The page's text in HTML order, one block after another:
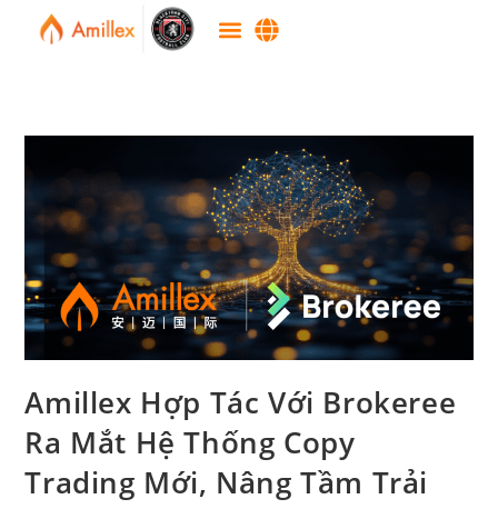
Amillex Hợp Tác Với Brokeree
Ra Mắt Hệ Thống Copy
Trading Mới, Nâng Tầm Trải